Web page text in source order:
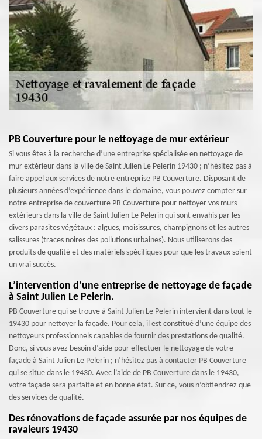
PB Couverture pour le nettoyage de mur extérieur
Si vous êtes à la recherche d’une entreprise spécialisée en nettoyage de
mur extérieur dans la ville de Saint Julien Le Pelerin 19430 ; n’hésitez pas à
faire appel aux services de notre entreprise PB Couverture. Disposant de
plusieurs années d’expérience dans le domaine, vous pouvez compter sur
notre entreprise de couverture PB Couverture pour nettoyer vos murs
extérieurs dans la ville de Saint Julien Le Pelerin qui sont envahis par les
divers parasites végétaux : algues, moisissures, champignons et les autres
salissures (traces noires des pollutions urbaines). Nous utiliserons des
produits de qualité et des matériels spécifiques pour que les travaux soient
un vrai succès.
L’intervention d’une entreprise de nettoyage de façade
à Saint Julien Le Pelerin.
PB Couverture qui se trouve à Saint Julien Le Pelerin intervient dans tout le
19430 pour nettoyer la façade. Pour cela, il est constitué d’une équipe des
nettoyeurs professionnels capables de fournir des prestations de qualité.
Donc, si vous avez besoin d’aide pour effectuer le nettoyage de votre
façade à Saint Julien Le Pelerin ; n’hésitez pas à contacter PB Couverture
qui se situe dans le 19430. Avec l’aide de PB Couverture dans le 19430,
votre façade sera parfaite et en bonne état. Sur ce, vous n’obtiendrez que
des services de qualité.
Des rénovations de façade assurée par nos équipes de
ravaleurs 19430